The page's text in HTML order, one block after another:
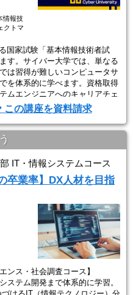
情報技
クトマ
国家試験「基本情報技術者試
す。サイバー大学では、単なる
は習得が難しいコンピュータサ
を体系的に学べます。資格取得
ムエンジニアへのキャリアチェ
（文部科学省認可）した、10
24時間いつでも受講OK。自宅
この講座を資料請求
IT・情報システムコース
卒業率】DX人材を目指
ンス・社会調査コース】
ステム開発まで体系的に学習。